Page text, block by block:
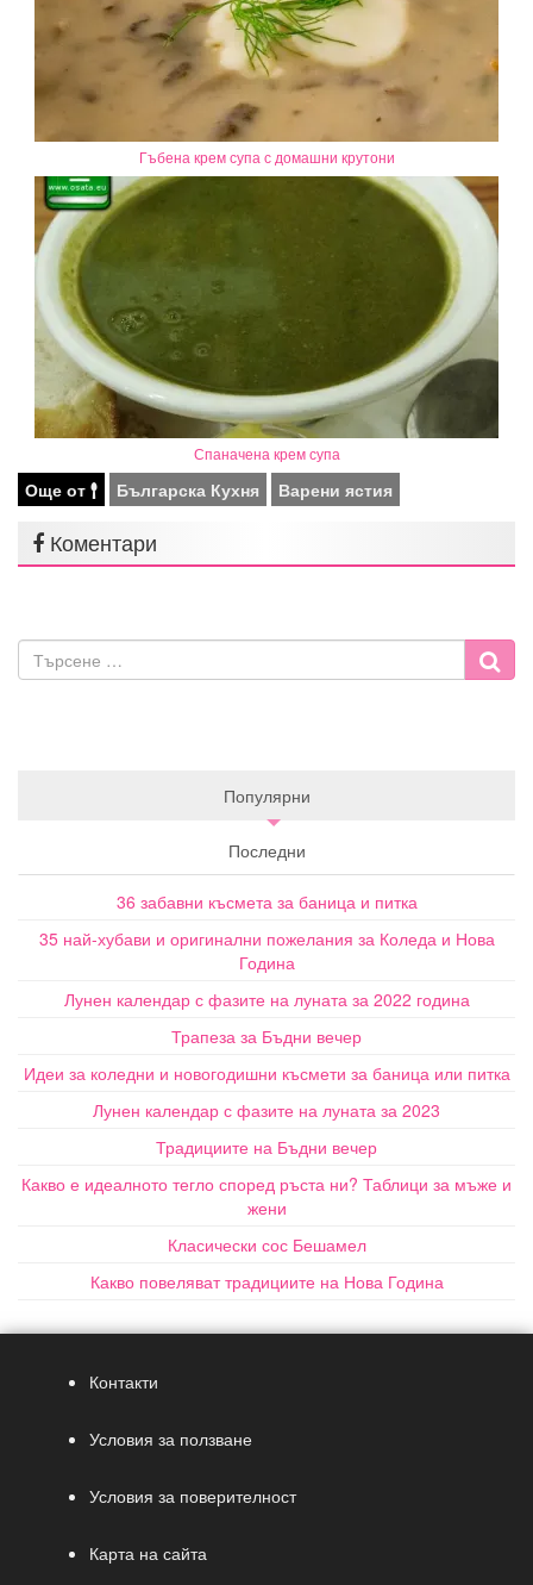
Гъбена крем супа с домашни крутони
Спаначена крем супа
Още от Българска Кухня Варени ястия
Коментари
Популярни
Последни
36 забавни късмета за баница и питка
35 най-хубави и оригинални пожелания за Коледа и Нова
Година
Лунен календар с фазите на луната за 2022 година
Трапеза за Бъдни вечер
Идеи за коледни и новогодишни късмети за баница или питка
Лунен календар с фазите на луната за 2023
Традициите на Бъдни вечер
Какво е идеалното тегло според ръста ни? Таблици за мъже и
жени
Класически сос Бешамел
Какво повеляват традициите на Нова Година
Контакти
Условия за ползване
Условия за поверителност
Карта на сайта